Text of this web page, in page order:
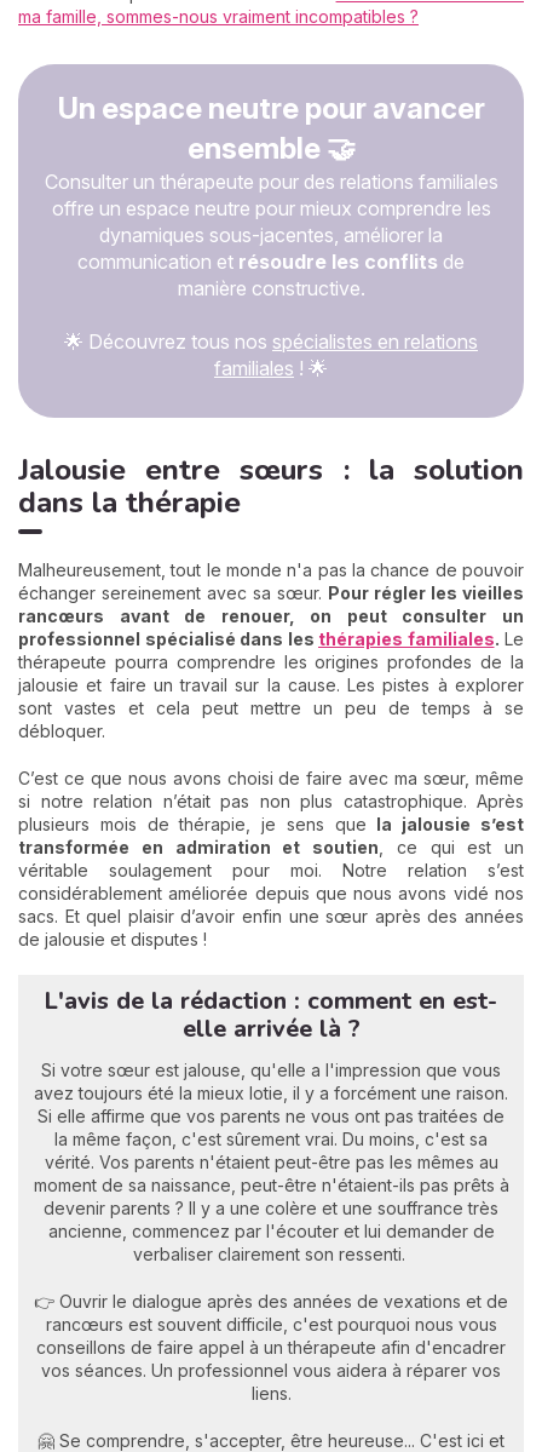
ma famille, sommes-nous vraiment incompatibles ?
Un espace neutre pour avancer
ensemble 🤝
Consulter un thérapeute pour des relations familiales
offre un espace neutre pour mieux comprendre les
dynamiques sous-jacentes, améliorer la
communication et résoudre les conflits de
manière constructive.
🌟 Découvrez tous nos spécialistes en relations
familiales ! 🌟
Jalousie entre sœurs : la solution
dans la thérapie
Malheureusement, tout le monde n'a pas la chance de pouvoir
échanger sereinement avec sa sœur. Pour régler les vieilles
rancœurs avant de renouer, on peut consulter un
professionnel spécialisé dans les thérapies familiales. Le
thérapeute pourra comprendre les origines profondes de la
jalousie et faire un travail sur la cause. Les pistes à explorer
sont vastes et cela peut mettre un peu de temps à se
débloquer.
C’est ce que nous avons choisi de faire avec ma sœur, même
si notre relation n’était pas non plus catastrophique. Après
plusieurs mois de thérapie, je sens que la jalousie s’est
transformée en admiration et soutien , ce qui est un
véritable soulagement pour moi. Notre relation s’est
considérablement améliorée depuis que nous avons vidé nos
sacs. Et quel plaisir d’avoir enfin une sœur après des années
de jalousie et disputes !
L'avis de la rédaction : comment en est-
elle arrivée là ?
Si votre sœur est jalouse, qu'elle a l'impression que vous
avez toujours été la mieux lotie, il y a forcément une raison.
Si elle affirme que vos parents ne vous ont pas traitées de
la même façon, c'est sûrement vrai. Du moins, c'est sa
vérité. Vos parents n'étaient peut-être pas les mêmes au
moment de sa naissance, peut-être n'étaient-ils pas prêts à
devenir parents ? Il y a une colère et une souffrance très
ancienne, commencez par l'écouter et lui demander de
verbaliser clairement son ressenti.
👉 Ouvrir le dialogue après des années de vexations et de
rancœurs est souvent difficile, c'est pourquoi nous vous
conseillons de faire appel à un thérapeute afin d'encadrer
vos séances. Un professionnel vous aidera à réparer vos
liens.
🤗 Se comprendre, s'accepter, être heureuse... C'est ici et